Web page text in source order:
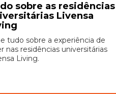
sobre as residências
Livensa
tudo sobre a experiência de
nas residências universitárias
Living.